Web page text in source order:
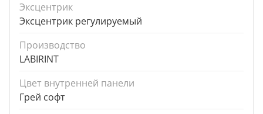
Эксцентрик
Эксцентрик регулируемый
Производство
LABIRINT
Цвет внутренней панели
Грей софт